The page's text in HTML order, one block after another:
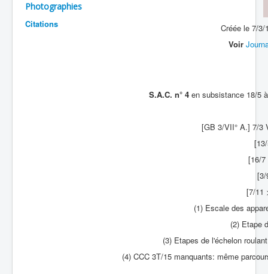
Doctrines
Photographies
Citations
Créée le 7/
Voir
S.A.C. n° 4en subsistance 18/5
[GB 3/VII° A.] 7/3
[16/
[7/
(1) Escale des
(2) Etape
(3) Etapes de l'échelon
(4) CCC 3T/15 manquants: même